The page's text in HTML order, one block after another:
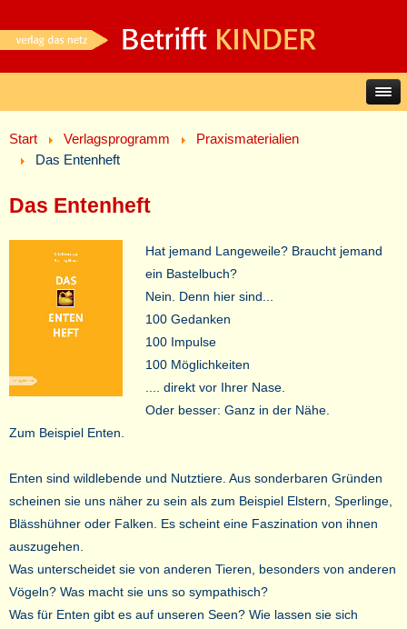
Start Verlagsprogramm
Praxismaterialien
Das Entenheft
Das Entenheft
Hat jemand Langeweile? Braucht jemand
ein Bastelbuch?
Nein. Denn hier sind...
100 Gedanken
100 Impulse
100 Möglichkeiten
.... direkt vor Ihrer Nase.
Oder besser: Ganz in der Nähe.
Zum Beispiel Enten.
Enten sind wildlebende und Nutztiere. Aus sonderbaren Gründen
scheinen sie uns näher zu sein als zum Beispiel Elstern, Sperlinge,
Blässhühner oder Falken. Es scheint eine Faszination von ihnen
auszugehen.
Was unterscheidet sie von anderen Tieren, besonders von anderen
Vögeln? Was macht sie uns so sympathisch?
Was für Enten gibt es auf unseren Seen? Wie lassen sie sich